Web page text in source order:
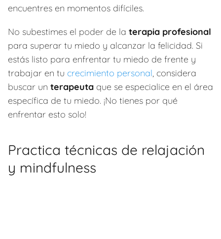
encuentres en momentos difíciles.
No subestimes el poder de la terapia profesional
para superar tu miedo y alcanzar la felicidad. Si
estás listo para enfrentar tu miedo de frente y
trabajar en tu crecimiento personal, considera
buscar un terapeuta que se especialice en el área
específica de tu miedo. ¡No tienes por qué
enfrentar esto solo!
Practica técnicas de relajación
y mindfulness